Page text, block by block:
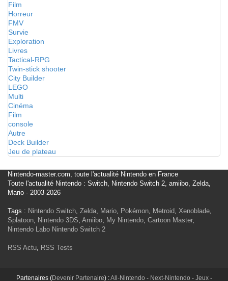
Film
Horreur
FMV
Survie
Exploration
Livres
Tactical-RPG
Twin-stick shooter
City Builder
LEGO
Multi
Cinéma
Film
console
Autre
Deck Builder
Jeu de plateau
Nintendo-master.com, toute l'actualité Nintendo en France
Toute l'actualité Nintendo : Switch, Nintendo Switch 2, amiibo, Zelda,
Mario - 2003-2026
Tags : Nintendo Switch, Zelda, Mario, Pokémon, Metroid, Xenoblade,
Splatoon, Nintendo 3DS, Amiibo, My Nintendo, Cartoon Master,
Nintendo Labo Nintendo Switch 2
RSS Actu, RSS Tests
Partenaires (Devenir Partenaire) :All-Nintendo - Next-Nintendo - Jeux-